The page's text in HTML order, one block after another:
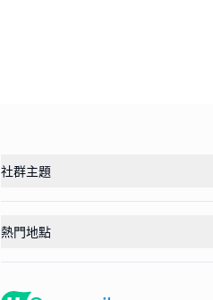
社群主題
熱門地點